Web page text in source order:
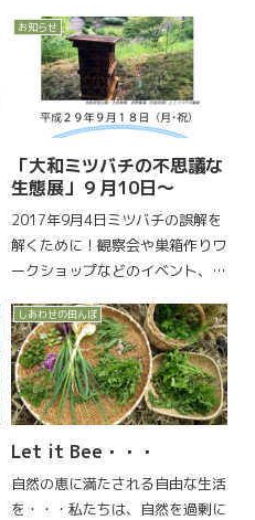
る生駒山麓公園でBeeForestセミ
ナーを行いました。その時、参加
者と一緒に巣箱つくりをしたので
すが、全部出来なかっ...
お知らせ
「大和ミツバチの不思議な
生態展」９月10日〜
2017年9月4日ミツバチの誤解を
解くために！観察会や巣箱作りワ
ークショップなどのイベント、お
なたでも参加出来ます！会期：平
成２９年９月１０日(日)～９月２
４日(日)会場：奈良県立民俗博物
館エントランス（奈良県...
しあわせの田んぼ
Let it Bee・・・
自然の恵に満たされる自由な生活
を・・・私たちは、自然を過剰に